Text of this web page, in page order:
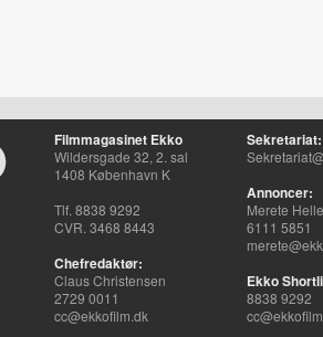
Filmmagasinet Ekko
Wildersgade 32, 2. sal
1408 København K
Tlf. 8838 9292
CVR. 3468 8443
Chefredaktør:
Claus Christensen
2729 0011
cc@ekkofilm.dk
Sekretariat:
Annoncer:
Merete
6111 5851
Ekko
8838 9292